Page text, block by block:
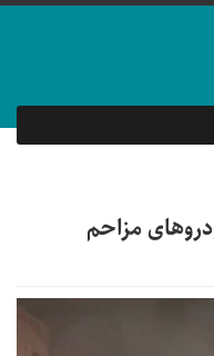
مزاحم